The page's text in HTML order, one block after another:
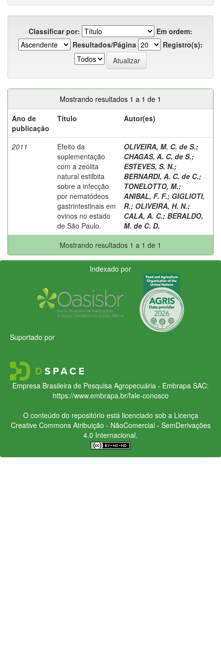
Classificar por:
Em ordem:
Resultados/Página
Registro(s):
Mostrando resultados 1 a 1 de 1
Ano de
publicação
Título Autor(es)
2011
Efeito da
suplementação
com a zeólita
natural estilbita
sobre a infecção
por nematódeos
gastrintestinais em
ovinos no estado
de São Paulo.
OLIVEIRA, M. C. de S.;
CHAGAS, A. C. de S.;
ESTEVES, S. N.;
BERNARDI, A. C. de C.;
TONELOTTO, M.;
ANIBAL, F. F.; GIGLIOTI,
R.; OLIVEIRA, H. N.;
CALA, A. C.; BERALDO,
M. de C. D.
Mostrando resultados 1 a 1 de 1
Indexado por
Suportado por
Empresa Brasileira de Pesquisa Agropecuária - Embrapa SAC:
https://www.embrapa.br/fale-conosco
O conteúdo do repositório está licenciado sob a Licença
Creative CommonsAtribuição - NãoComercial - SemDerivações
4.0 Internacional.